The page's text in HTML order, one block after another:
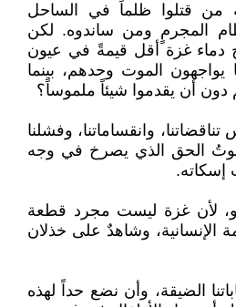
من قتلوا ظلماً في الساحل
المجرمٍ ومن ساندوه. لكن
دماء غزة أقل قيمةً في عيون
يواجهون الموت وحدهم، بينما
دون أن يقدموا شيئاً ملموساً؟
وانقساماتنا، وفشلنا
الحق الذي يصرخ في وجه
إسكاته.
لأن غزة ليست مجرد قطعة
الإنسانية، وشاهدٌ على خذلان
الضيقة، وأن نضع حداً لهذه